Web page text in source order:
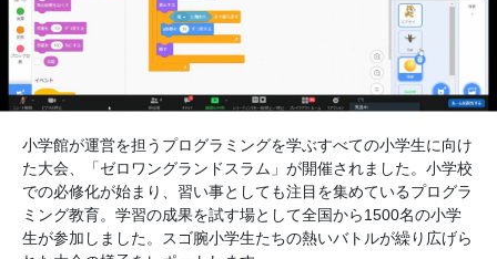
小学館が運営を担うプログラミングを学ぶすべての小学生に向け
た大会、「ゼロワングランドスラム」が開催されました。小学校
での必修化が始まり、習い事としても注目を集めているプログラ
ミング教育。学習の成果を試す場として全国から1500名の小学
生が参加しました。スゴ腕小学生たちの熱いバトルが繰り広げら